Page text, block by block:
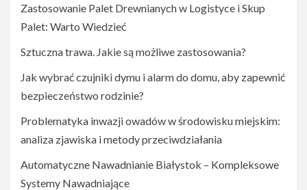
Zastosowanie Palet Drewnianych w Logistyce i Skup
Palet: Warto Wiedzieć
Sztuczna trawa. Jakie są możliwe zastosowania?
Jak wybrać czujniki dymu i alarm do domu, aby zapewnić
bezpieczeństwo rodzinie?
Problematyka inwazji owadów w środowisku miejskim:
analiza zjawiska i metody przeciwdziałania
Automatyczne Nawadnianie Białystok – Kompleksowe
Systemy Nawadniające